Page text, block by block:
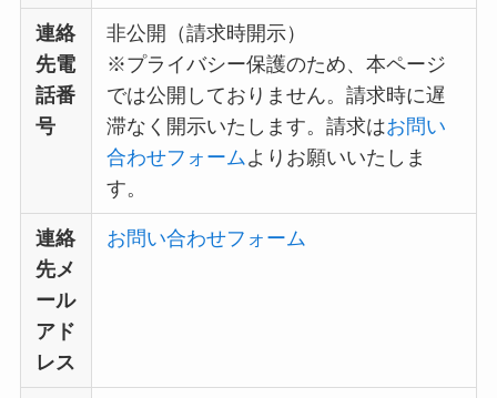
連絡
先電
話番
号
非公開（請求時開示）
※プライバシー保護のため、本ページ
では公開しておりません。請求時に遅
滞なく開示いたします。請求はお問い
合わせフォームよりお願いいたしま
す。
連絡
先メ
ール
アド
レス
お問い合わせフォーム